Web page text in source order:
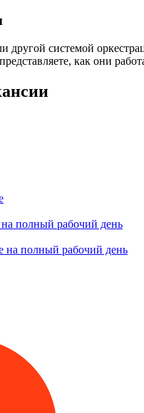
другой системой
как они
полный рабочий день
на полный рабочий день